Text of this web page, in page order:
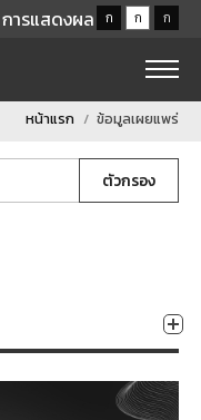
การแสดงผล ก ก ก
หน้าแรก ข้อมูลเผยแพร่
ตัวกรอง